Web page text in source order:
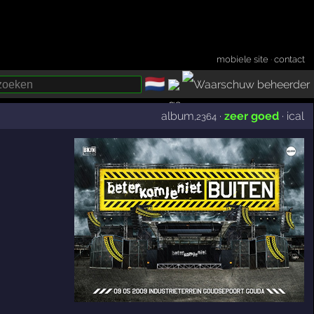
mobiele site ·contact
🇳🇱
album ,2364 ·zeer goed · ical